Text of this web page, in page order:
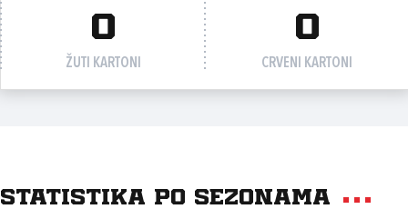
0
ŽUTI KARTONI
0
CRVENI KARTONI
Statistika po sezonama